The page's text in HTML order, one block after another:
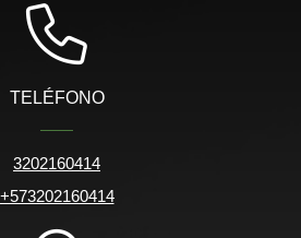
TELÉFONO
3202160414
+573202160414